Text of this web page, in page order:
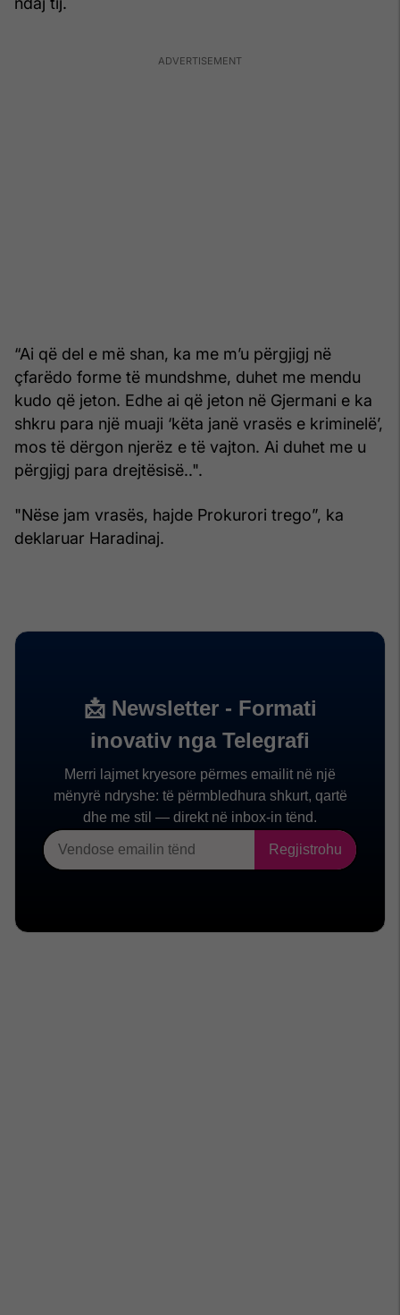
“Ai që del e më shan, ka me m’u përgjigj në
çfarëdo forme të mundshme, duhet me mendu
kudo që jeton. Edhe ai që jeton në Gjermani e ka
shkru para një muaji ‘këta janë vrasës e kriminelë’,
mos të dërgon njerëz e të vajton. Ai duhet me u
përgjigj para drejtësisë..".
"Nëse jam vrasës, hajde Prokurori trego”, ka
deklaruar Haradinaj.